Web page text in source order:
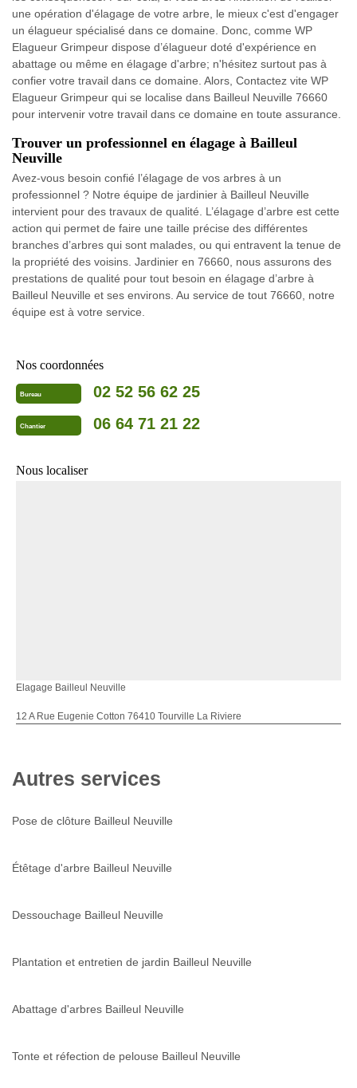
une opération d'élagage de votre arbre, le mieux c'est d'engager
un élagueur spécialisé dans ce domaine. Donc, comme WP
Elagueur Grimpeur dispose d’élagueur doté d'expérience en
abattage ou même en élagage d'arbre; n'hésitez surtout pas à
confier votre travail dans ce domaine. Alors, Contactez vite WP
Elagueur Grimpeur qui se localise dans Bailleul Neuville 76660
pour intervenir votre travail dans ce domaine en toute assurance.
Trouver un professionnel en élagage à Bailleul
Neuville
Avez-vous besoin confié l’élagage de vos arbres à un
professionnel ? Notre équipe de jardinier à Bailleul Neuville
intervient pour des travaux de qualité. L’élagage d’arbre est cette
action qui permet de faire une taille précise des différentes
branches d’arbres qui sont malades, ou qui entravent la tenue de
la propriété des voisins. Jardinier en 76660, nous assurons des
prestations de qualité pour tout besoin en élagage d’arbre à
Bailleul Neuville et ses environs. Au service de tout 76660, notre
équipe est à votre service.
Nos coordonnées
Bureau 02 52 56 62 25
Chantier 06 64 71 21 22
Nous localiser
Elagage Bailleul Neuville
12 A Rue Eugenie Cotton 76410 Tourville La Riviere
Autres services
Pose de clôture Bailleul Neuville
Étêtage d'arbre Bailleul Neuville
Dessouchage Bailleul Neuville
Plantation et entretien de jardin Bailleul Neuville
Abattage d'arbres Bailleul Neuville
Tonte et réfection de pelouse Bailleul Neuville